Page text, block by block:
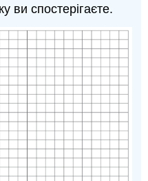
ви спостерігаєте.